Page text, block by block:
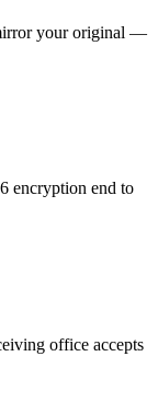
your original —
encryption end to
office accepts